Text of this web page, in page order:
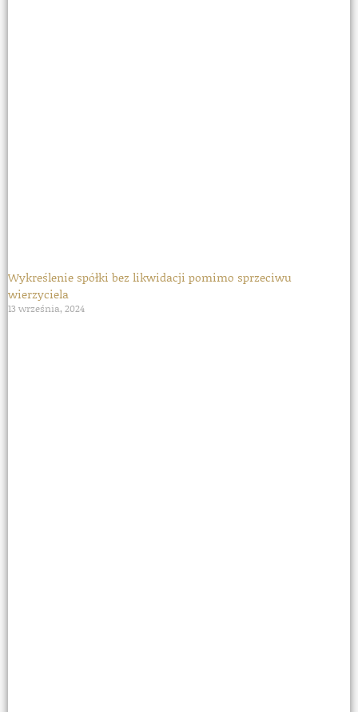
Wykreślenie spółki bez likwidacji pomimo sprzeciwu
wierzyciela
13 września, 2024